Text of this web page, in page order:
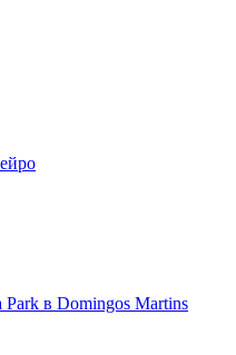
Park в Domingos Martins